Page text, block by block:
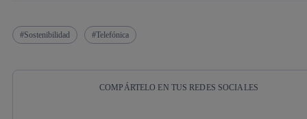
Sostenibilidad Telefónica
COMPÁRTELO EN TUS REDES SOCIALES